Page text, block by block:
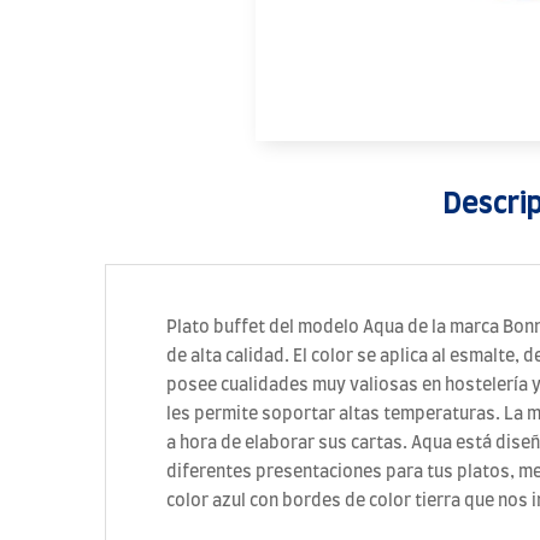
Plato buffet del modelo Aqua de la marca
de alta calidad. El color se aplica al esmalte,
posee cualidades muy valiosas en hostelería
les permite soportar altas temperaturas. La
a hora de elaborar sus cartas. Aqua está
diferentes presentaciones para tus platos,
color azul con bordes de color tierra que nos